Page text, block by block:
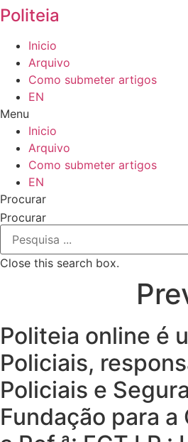
Politeia
Inicio
Arquivo
Como submeter artigos
EN
Menu
Inicio
Arquivo
Como submeter artigos
EN
Procurar
Procurar
Close this search box.
Politeia online é
Policiais,
Policiais e
Fundação para